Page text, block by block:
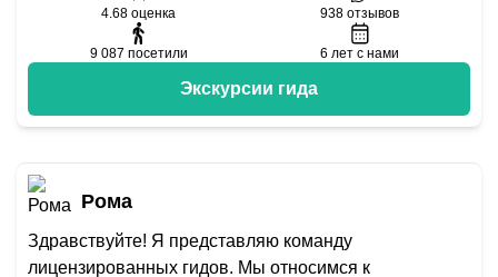
4.68 оценка 938 отзывов
9 087 посетили 6 лет с нами
Экскурсии гида
Рома
Здравствуйте! Я представляю команду
лицензированных гидов. Мы относимся к